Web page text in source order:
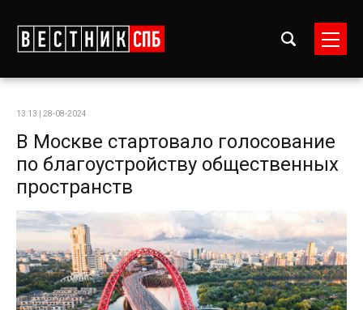
13:13 | 28-08-2024
В Москве стартовало голосование
по благоустройству общественных
пространств